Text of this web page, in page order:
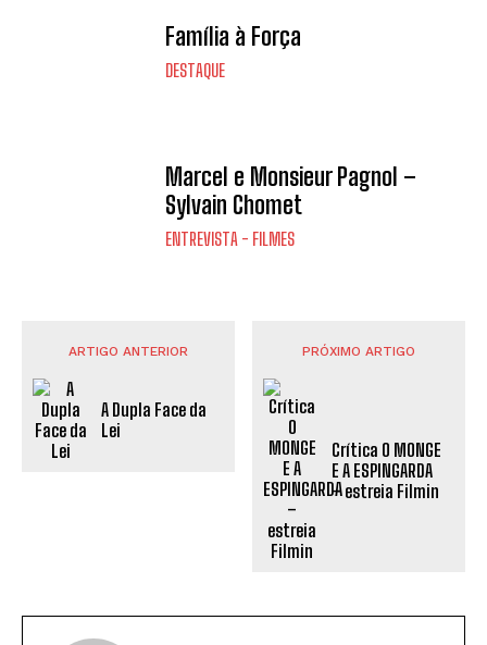
Família à Força
DESTAQUE
Marcel e Monsieur Pagnol –
Sylvain Chomet
ENTREVISTA - FILMES
ARTIGO ANTERIOR
A Dupla Face da
Lei
PRÓXIMO ARTIGO
Crítica O MONGE
E A ESPINGARDA
– estreia Filmin